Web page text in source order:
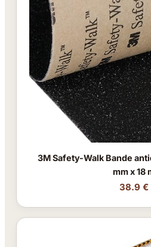
3M Safety-Walk Bande
mm x 18
38.9 €